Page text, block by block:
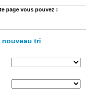
page vous pouvez :
nouveau tri